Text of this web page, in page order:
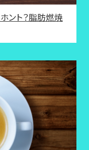
ント？脂肪燃焼